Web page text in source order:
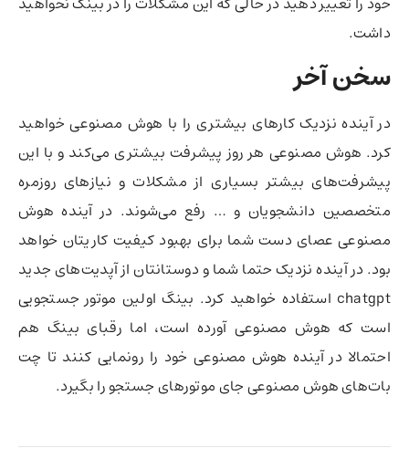
داشت.
سخن آخر
در آینده نزدیک کارهای بیشتری را با هوش مصنوعی خواهید
کرد. هوش مصنوعی هر روز پیشرفت بیشتری می‌کند و با این
پیشرفت‌های بیشتر بسیاری از مشکلات و نیازهای روزمره
متخصصین دانشجویان و … رفع می‌شوند. در آینده هوش
مصنوعی عصای دست شما برای بهبود کیفیت کاریتان خواهد
بود. در آینده نزدیک حتما شما و دوستانتان از آپدیت‌های جدید
chatgpt استفاده خواهید کرد. بینگ اولین موتور جستجویی
است که هوش مصنوعی آورده است، اما رقبای بینگ هم
احتمالا در آینده هوش مصنوعی خود را رونمایی کنند تا چت
بات‌های هوش مصنوعی جای موتورهای جستجو را بگیرد.